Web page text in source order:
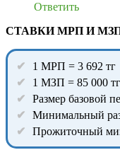
Ответить
СТАВКИ МРП И МЗП
1 МРП = 3 692 тг
1 МЗП = 85 000 тг
Размер базовой
Минимальный
Прожиточный